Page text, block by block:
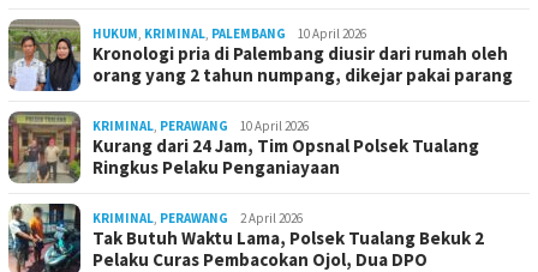
HUKUM, KRIMINAL, PALEMBANG 10 April 2026
Kronologi pria di Palembang diusir dari rumah oleh
orang yang 2 tahun numpang, dikejar pakai parang
KRIMINAL, PERAWANG 10 April 2026
Kurang dari 24 Jam, Tim Opsnal Polsek Tualang
Ringkus Pelaku Penganiayaan
KRIMINAL, PERAWANG 2 April 2026
Tak Butuh Waktu Lama, Polsek Tualang Bekuk 2
Pelaku Curas Pembacokan Ojol, Dua DPO